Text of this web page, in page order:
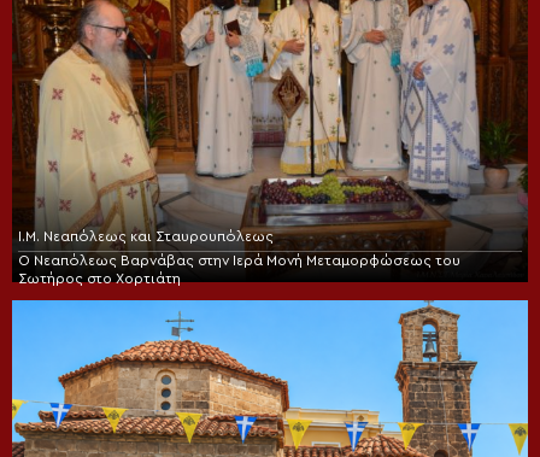
Ι.Μ. Νεαπόλεως και Σταυρουπόλεως
Ο Νεαπόλεως Βαρνάβας στην Ιερά Μονή Μεταμορφώσεως του
Σωτήρος στο Χορτιάτη